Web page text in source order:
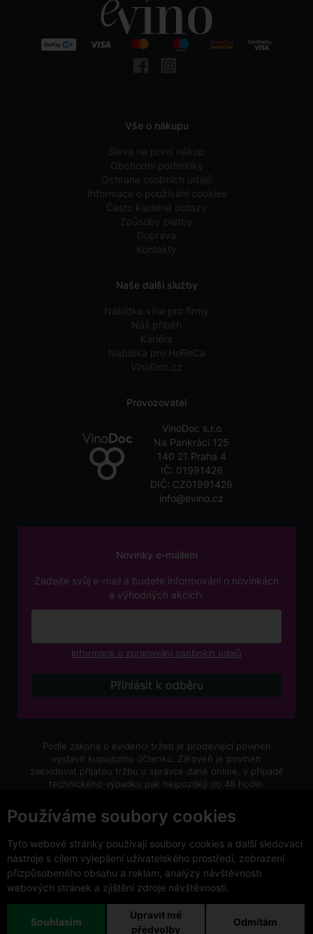
Používáme soubory cookies
Tyto webové stránky používají soubory cookies a další sledovací
nástroje s cílem vylepšení uživatelského prostředí, zobrazení
přizpůsobeného obsahu a reklam, analýzy návštěvnosti
webových stránek a zjištění zdroje návštěvnosti.
Souhlasím Odmítám
Upravit mé
předvolby
Vše o nákupu
Sleva na první nákup
Obchodní podmínky
Ochrana osobních údajů
Informace o používání cookies
Často kladené dotazy
Způsoby platby
Doprava
Kontakty
Naše další služby
Nabídka vína pro firmy
Náš příběh
Kariéra
Nabídka pro HoReCa
VinoDoc.cz
Provozovatel
VinoDoc s.r.o
Na Pankráci 125
140 21 Praha 4
IČ: 01991426
DIČ: CZ01991426
info@evino.cz
Novinky e-mailem
Zadejte svůj e-mail a budete informováni o novinkách
a výhodných akcích.
Informace o zpracování osobních údajů
Podle zákona o evidenci tržeb je prodávající povinen
vystavit kupujícímu účtenku. Zároveň je povinen
zaevidovat přijatou tržbu u správce daně online, v případě
technického výpadku pak nejpozději do 48 hodin.
nápojů osobám mladším 18 let.
This site is protected by reCAPTCHA and the Google
Privacy Policy
and
apply.